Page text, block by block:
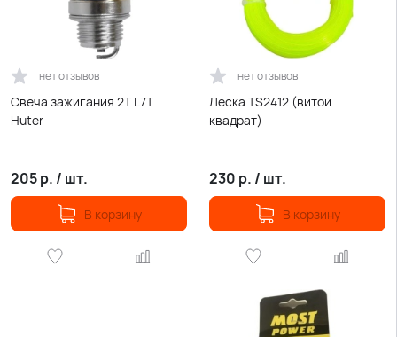
нет отзывов
Свеча зажигания 2Т L7T
Huter
205р. / шт.
В корзину
нет отзывов
Леска TS2412 (витой
квадрат)
230 р. / шт.
В корзину